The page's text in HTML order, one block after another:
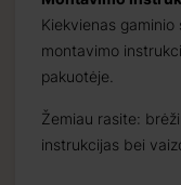
Kiekvienas
montavimo
pakuotėje.
Žemiau rasite:
instrukcijas bei